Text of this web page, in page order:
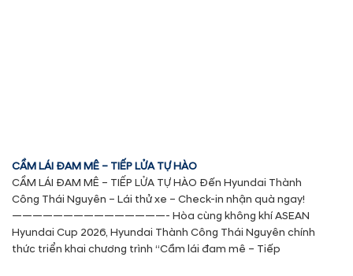
CẦM LÁI ĐAM MÊ – TIẾP LỬA TỰ HÀO
CẦM LÁI ĐAM MÊ – TIẾP LỬA TỰ HÀO Đến Hyundai Thành
Công Thái Nguyên – Lái thử xe – Check-in nhận quà ngay!
———————————————- Hòa cùng không khí ASEAN
Hyundai Cup 2026, Hyundai Thành Công Thái Nguyên chính
thức triển khai chương trình “Cầm lái đam mê – Tiếp